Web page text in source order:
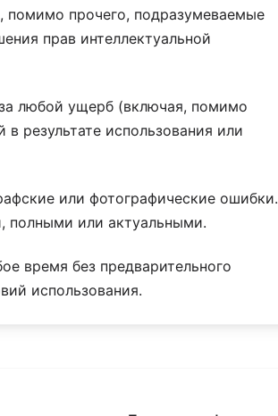
помимо прочего, подразумеваемые
прав интеллектуальной
любой ущерб (включая, помимо
результате использования или
или фотографические ошибки.
полными или актуальными.
время без предварительного
использования.